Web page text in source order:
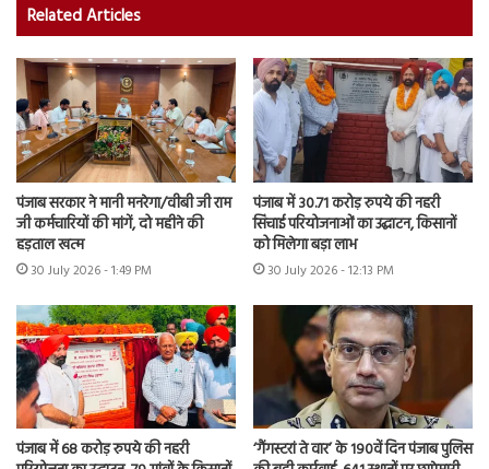
Related Articles
पंजाब सरकार ने मानी मनरेगा/वीबी जी राम
जी कर्मचारियों की मांगें, दो महीने की
हड़ताल खत्म
30 July 2026 - 1:49 PM
पंजाब में 30.71 करोड़ रुपये की नहरी
सिंचाई परियोजनाओं का उद्घाटन, किसानों
को मिलेगा बड़ा लाभ
30 July 2026 - 12:13 PM
पंजाब में 68 करोड़ रुपये की नहरी
‘गैंगस्टरां ते वार’ के 190वें दिन पंजाब पुलिस